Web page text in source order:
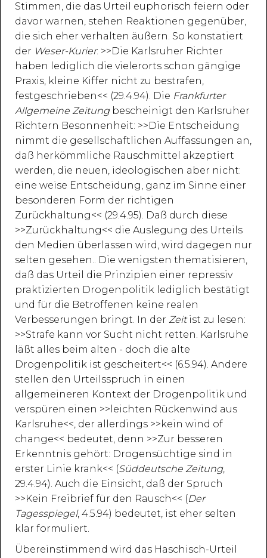
Stimmen, die das Urteil euphorisch feiern oder
davor warnen, stehen Reaktionen gegenüber,
die sich eher verhalten äußern. So konstatiert
der Weser-Kurier: >>Die Karlsruher Richter
haben lediglich die vielerorts schon gängige
Praxis, kleine Kiffer nicht zu bestrafen,
festgeschrieben<< (29.4.94). Die Frankfurter
Allgemeine Zeitungbescheinigt den Karlsruher
Richtern Besonnenheit: >>Die Entscheidung
nimmt die gesellschaftlichen Auffassungen an,
daß herkömmliche Rauschmittel akzeptiert
werden, die neuen, ideologischen aber nicht:
eine weise Entscheidung, ganz im Sinne einer
besonderen Form der richtigen
Zurückhaltung<< (29.4.95). Daß durch diese
>>Zurückhaltung<< die Auslegung des Urteils
den Medien überlassen wird, wird dagegen nur
selten gesehen.. Die wenigsten thematisieren,
daß das Urteil die Prinzipien einer repressiv
praktizierten Drogenpolitik lediglich bestätigt
und für die Betroffenen keine realen
Verbesserungen bringt. In der Zeitist zu lesen:
>>Strafe kann vor Sucht nicht retten. Karlsruhe
läßt alles beim alten - doch die alte
Drogenpolitik ist gescheitert<< (6.5.94). Andere
stellen den Urteilsspruch in einen
allgemeineren Kontext der Drogenpolitik und
verspüren einen >>leichten Rückenwind aus
Karlsruhe<<, der allerdings >>kein wind of
change<< bedeutet, denn >>Zur besseren
Erkenntnis gehört: Drogensüchtige sind in
erster Linie krank<< (Süddeutsche Zeitung,
29.4.94). Auch die Einsicht, daß der Spruch
>>Kein Freibrief für den Rausch<< (Der
Tagesspiegel, 4.5.94) bedeutet, ist eher selten
klar formuliert.
Übereinstimmend wird das Haschisch-Urteil